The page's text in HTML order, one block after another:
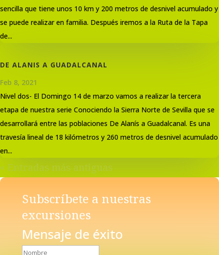
sencilla que tiene unos 10 km y 200 metros de desnivel acumulado y
se puede realizar en familia. Después iremos a la Ruta de la Tapa
de...
DE ALANIS A GUADALCANAL
Feb 8, 2021
Nivel dos- El Domingo 14 de marzo vamos a realizar la tercera
etapa de nuestra serie Conociendo la Sierra Norte de Sevilla que se
desarrollará entre las poblaciones De Alanís a Guadalcanal. Es una
travesía lineal de 18 kilómetros y 260 metros de desnivel acumulado
en...
« Entradas más antiguas
Subscríbete a nuestras
excursiones
Mensaje de éxito